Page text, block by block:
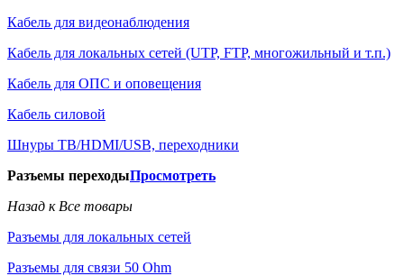
Кабель для видеонаблюдения
Кабель для локальных сетей (UTP, FTP, многожильный и т.п.)
Кабель для ОПС и оповещения
Кабель силовой
Шнуры ТВ/HDMI/USB, переходники
Разъемы переходыПросмотреть
Назад к Все товары
Разъемы для локальных сетей
Разъемы для связи 50 Ohm